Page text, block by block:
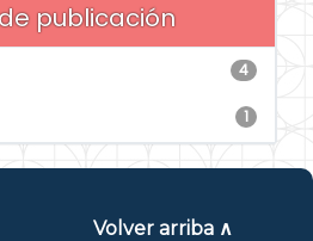
publicación
4
1
Volver arriba ∧